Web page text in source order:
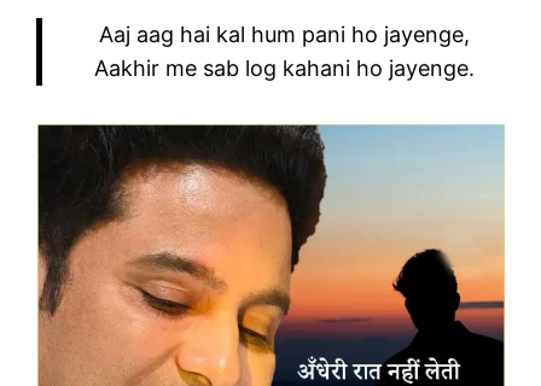
Aaj aag hai kal hum pani ho jayenge,
Aakhir me sab log kahani ho jayenge.